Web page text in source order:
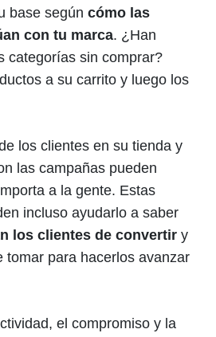
base según cómo las
con tu marca. ¿Han
categorías sin comprar?
a su carrito y luego los
los clientes en su tienda y
las campañas pueden
a la gente. Estas
incluso ayudarlo a saber
los clientes de convertir y
tomar para hacerlos avanzar
el compromiso y la